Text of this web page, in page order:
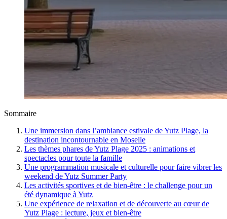
Sommaire
Une immersion dans l’ambiance estivale de Yutz Plage, la
destination incontournable en Moselle
Les thèmes phares de Yutz Plage 2025 : animations et
spectacles pour toute la famille
Une programmation musicale et culturelle pour faire vibrer les
weekend de Yutz Summer Party
Les activités sportives et de bien-être : le challenge pour un
été dynamique à Yutz
Une expérience de relaxation et de découverte au cœur de
Yutz Plage : lecture, jeux et bien-être